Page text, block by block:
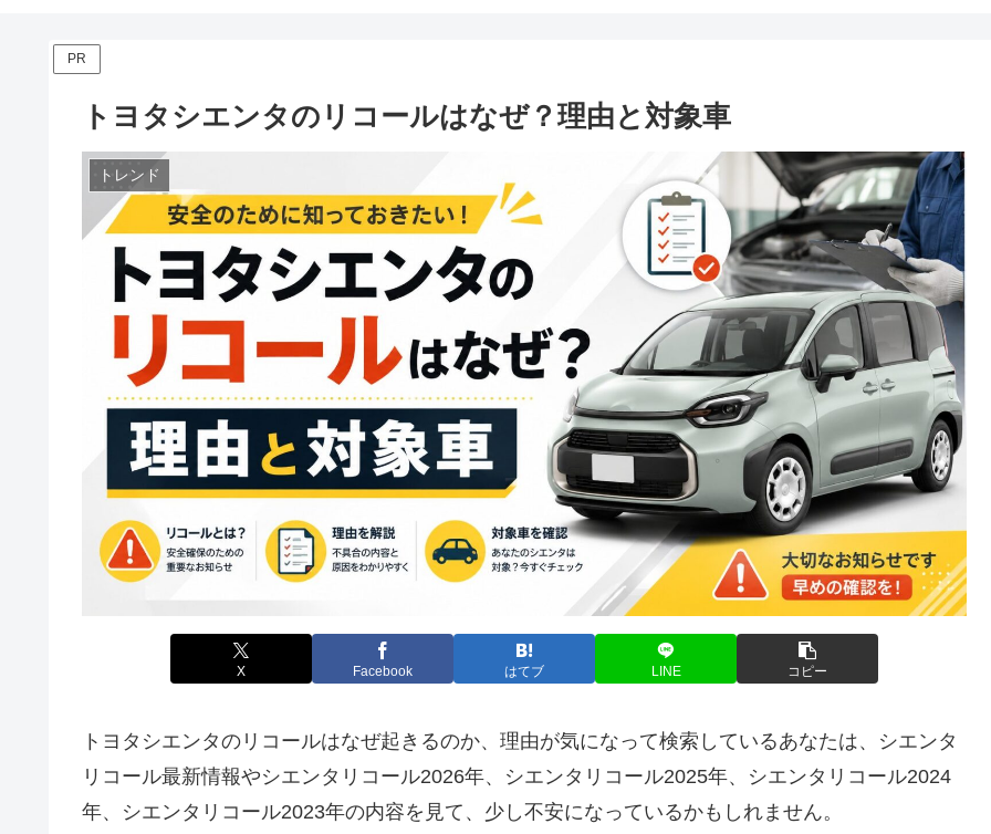
PR
トヨタシエンタのリコールはなぜ？理由と対象車
トレンド
X Facebook はてブ LINE コピー
トヨタシエンタのリコールはなぜ起きるのか、理由が気になって検索しているあなたは、シエンタ
リコール最新情報やシエンタリコール2026年、シエンタリコール2025年、シエンタリコール2024
年、シエンタリコール2023年の内容を見て、少し不安になっているかもしれません。